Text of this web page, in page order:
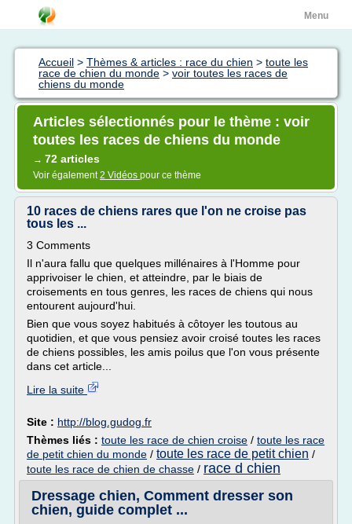
Menu
Accueil > Thèmes & articles : race du chien > toute les
race de chien du monde > voir toutes les races de
chiens du monde
Articles sélectionnés pour le thème : voir
toutes les races de chiens du monde
→ 72 articles
Voir également2 Vidéos pour ce thème
10 races de chiens rares que l'on ne croise pas
tous les ...
3 Comments
Il n'aura fallu que quelques millénaires à l'Homme pour
apprivoiser le chien, et atteindre, par le biais de
croisements en tous genres, les races de chiens qui nous
entourent aujourd'hui.
Bien que vous soyez habitués à côtoyer les toutous au
quotidien, et que vous pensiez avoir croisé toutes les races
de chiens possibles, les amis poilus que l'on vous présente
dans cet article...
Lire la suite
Site : http://blog.gudog.fr
Thèmes liés : toute les race de chien croise / toute les race
de petit chien du monde / toute les race de petit chien /
toute les race de chien de chasse / race d chien
Dressage chien, Comment dresser son
chien, guide complet ...